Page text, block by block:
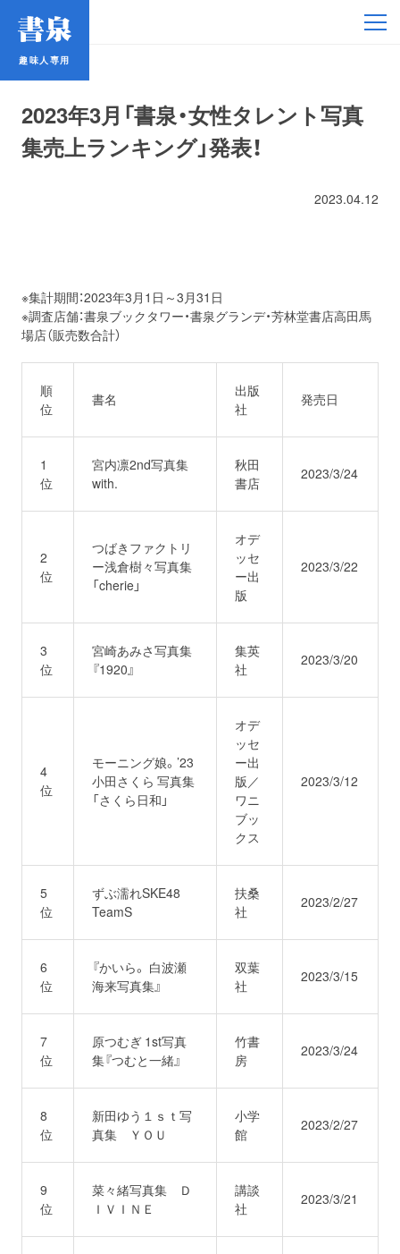
趣味人専用
2023年3月「書泉・女性タレント写真
集売上ランキング」発表！
2023.04.12
※集計期間：2023年3月1日～3月31日
※調査店舗：書泉ブックタワー・書泉グランデ・芳林堂書店高田馬
場店（販売数合計）
順
位
書名
出版
社
発売日
1
位
宮内凛2nd写真集
with.
秋田
書店
2023/3/24
2
位
つばきファクトリ
ー浅倉樹々写真集
「cherie」
オデ
ッセ
ー出
版
2023/3/22
3
位
宮崎あみさ写真集
『1920』
集英
社
2023/3/20
4
位
モーニング娘。’23
小田さくら 写真集
「さくら日和」
オデ
ッセ
ー出
版／
ワニ
ブッ
クス
2023/3/12
5
位
ずぶ濡れSKE48
TeamS
扶桑
社
2023/2/27
6
位
『かいら。 白波瀬
海来写真集』
双葉
社
2023/3/15
7
位
原つむぎ 1st写真
集『つむと一緒』
竹書
房
2023/3/24
8
位
新田ゆう１ｓｔ写
真集 ＹＯＵ
小学
館
2023/2/27
9
位
菜々緒写真集 Ｄ
ＩＶＩＮＥ
講談
社
2023/3/21
趣味人専用
コミック・ラノベ
占い
数学
ミリタリー
その他
イベント 特典
お知らせ
会社概要 プライバシーポリシー
取材のお申し込み